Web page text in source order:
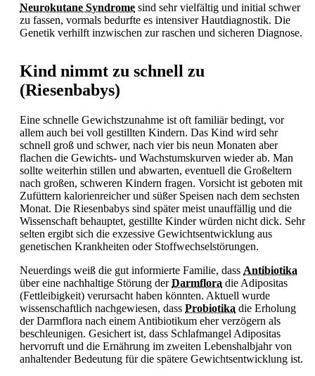
Neurokutane Syndrome sind sehr vielfältig und initial schwer
zu fassen, vormals bedurfte es intensiver Hautdiagnostik. Die
Genetik verhilft inzwischen zur raschen und sicheren Diagnose.
Kind nimmt zu schnell zu
(Riesenbabys)
Eine schnelle Gewichstzunahme ist oft familiär bedingt, vor
allem auch bei voll gestillten Kindern. Das Kind wird sehr
schnell groß und schwer, nach vier bis neun Monaten aber
flachen die Gewichts- und Wachstumskurven wieder ab. Man
sollte weiterhin stillen und abwarten, eventuell die Großeltern
nach großen, schweren Kindern fragen. Vorsicht ist geboten mit
Zufüttern kalorienreicher und süßer Speisen nach dem sechsten
Monat. Die Riesenbabys sind später meist unauffällig und die
Wissenschaft behauptet, gestillte Kinder würden nicht dick. Sehr
selten ergibt sich die exzessive Gewichtsentwicklung aus
genetischen Krankheiten oder Stoffwechselstörungen.
Neuerdings weiß die gut informierte Familie, dass Antibiotika
über eine nachhaltige Störung derDarmflora die Adipositas
(Fettleibigkeit) verursacht haben könnten. Aktuell wurde
wissenschaftlich nachgewiesen, dass Probiotika die Erholung
derDarmflora nach einem Antibiotikum eher verzögern als
beschleunigen. Gesichert ist, dass Schlafmangel Adipositas
hervorruft und die Ernährung im zweiten Lebenshalbjahr von
anhaltender Bedeutung für die spätere Gewichtsentwicklung ist.